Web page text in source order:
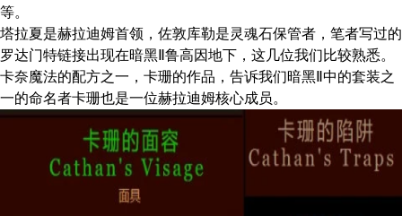
等。
塔拉夏是赫拉迪姆首领，佐敦库勒是灵魂石保管者，笔者写过的
罗达门特链接出现在暗黑Ⅱ鲁高因地下，这几位我们比较熟悉。
卡奈魔法的配方之一，卡珊的作品，告诉我们暗黑Ⅱ中的套装之
一的命名者卡珊也是一位赫拉迪姆核心成员。